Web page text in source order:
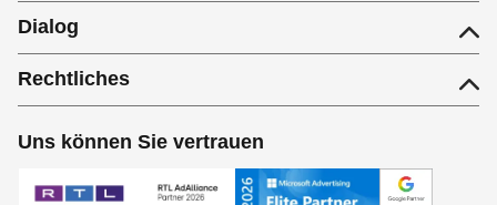
Dialog
Rechtliches
Uns können Sie vertrauen